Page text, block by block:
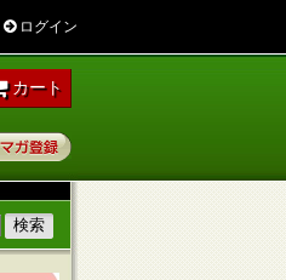
ログイン
カート